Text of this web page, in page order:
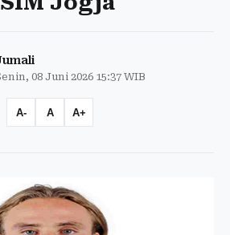
08 Juni 2026 15:37 WIB
A- A A+